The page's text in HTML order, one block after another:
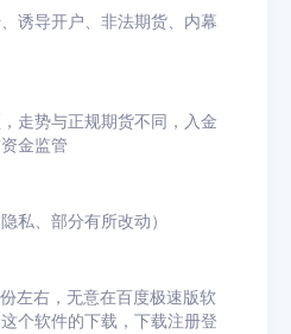
导开户、非法期货、内幕
势与正规期货不同，入金
金监管
、部分有所改动）
右，无意在百度极速版软
个软件的下载，下载注册登